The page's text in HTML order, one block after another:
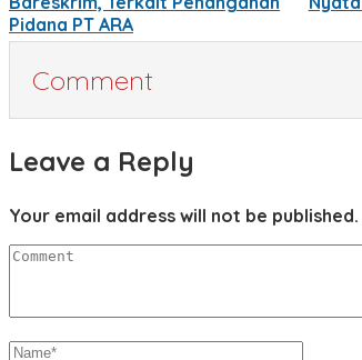
Pidana PT ARA
Comment
Leave a Reply
Your email address will not be published.